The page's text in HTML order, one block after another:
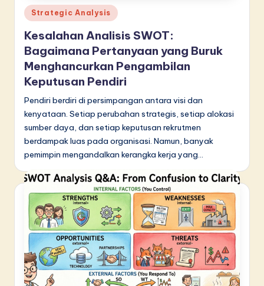
Posted
in
Strategic Analysis
Kesalahan Analisis SWOT:
Bagaimana Pertanyaan yang Buruk
Menghancurkan Pengambilan
Keputusan Pendiri
Pendiri berdiri di persimpangan antara visi dan
kenyataan. Setiap perubahan strategis, setiap alokasi
sumber daya, dan setiap keputusan rekrutmen
berdampak luas pada organisasi. Namun, banyak
pemimpin mengandalkan kerangka kerja yang…